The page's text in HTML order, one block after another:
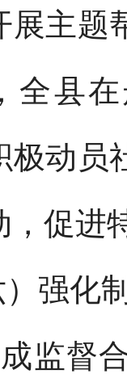
展主题
全县
极动员
，促进
）强化
监督